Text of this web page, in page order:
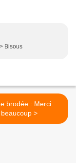
Bisous
brodée : Merci
beaucoup >